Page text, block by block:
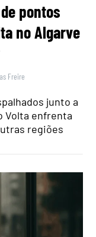
pontos
no Algarve
Freire
junto a
Volta enfrenta
regiões